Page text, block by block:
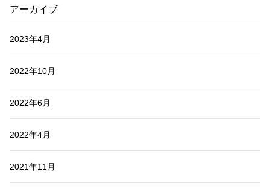
アーカイブ
2023年4月
2022年10月
2022年6月
2022年4月
2021年11月